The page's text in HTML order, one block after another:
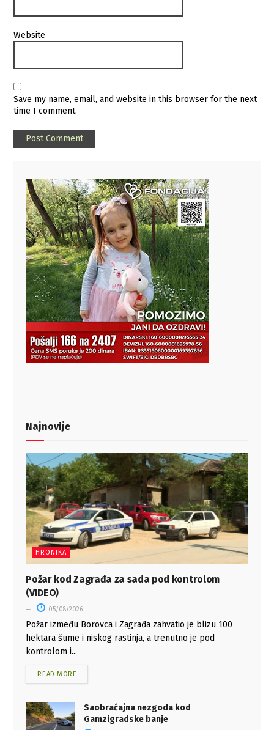
Website
Save my name, email, and website in this browser for the next
time I comment.
Najnovije
HRONIKA
Požar kod Zagrađa za sada pod kontrolom
(VIDEO)
05/08/2026
Požar između Borovca i Zagrađa zahvatio je blizu 100
hektara šume i niskog rastinja, a trenutno je pod
kontrolom i...
READ MORE
Saobraćajna nezgoda kod
Gamzigradske banje